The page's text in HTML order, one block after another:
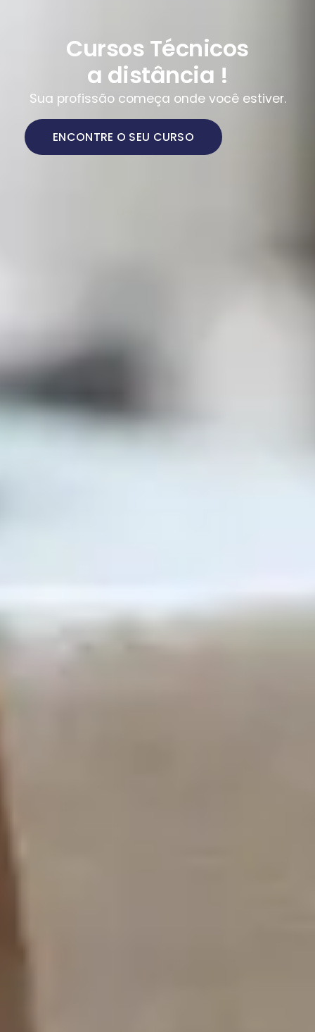
Cursos Técnicos
a distância !
Sua profissão começa onde você estiver.
ENCONTRE O SEU CURSO